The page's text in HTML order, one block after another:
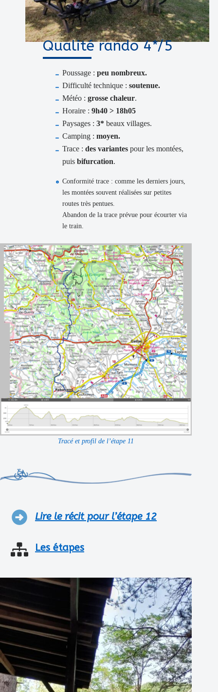
Qualité rando 4*/5
Poussage : peu nombreux.
Difficulté technique : soutenue.
Météo : grosse chaleur.
Horaire : 9h40 > 18h05
Paysages : 3* beaux villages.
Camping : moyen.
Trace : des variantes pour les montées,
puis bifurcation.
Conformité trace : comme les derniers jours,
les montées souvent réalisées sur petites
routes très pentues.
Abandon de la trace prévue pour écourter via
le train.
Tracé et profil de l’étape 11
Lire le récit pour l’étape 12
Les étapes